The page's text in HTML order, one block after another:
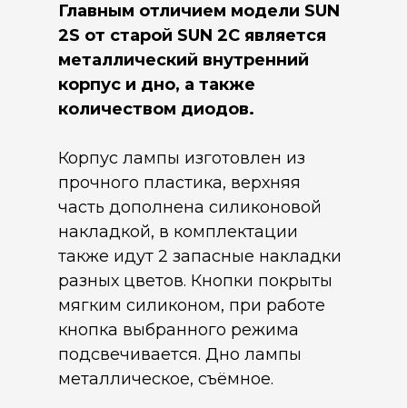
Главным отличием модели SUN
2S от старой SUN 2C является
металлический внутренний
корпус и дно, а также
количеством диодов.
Корпус лампы изготовлен из
прочного пластика, верхняя
часть дополнена силиконовой
накладкой, в комплектации
также идут 2 запасные накладки
разных цветов. Кнопки покрыты
мягким силиконом, при работе
кнопка выбранного режима
подсвечивается. Дно лампы
металлическое, съёмное.